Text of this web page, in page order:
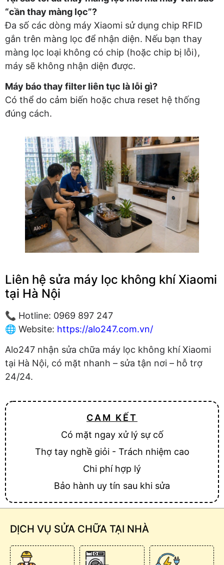
“cần thay màng lọc”?
Đa số các dòng máy Xiaomi sử dụng chip RFID
gắn trên màng lọc để nhận diện. Nếu bạn thay
màng lọc loại không có chip (hoặc chip bị lỗi),
máy sẽ không nhận diện được.
Máy báo thay filter liên tục là lỗi gì?
Có thể do cảm biến hoặc chưa reset hệ thống
đúng cách.
Liên hệ sửa máy lọc không khí Xiaomi
tại Hà Nội
📞 Hotline: 0969 897 247
🌐 Website: https://alo247.com.vn/
Alo247 nhận sửa chữa máy lọc không khí Xiaomi
tại Hà Nội, có mặt nhanh – sửa tận nơi – hỗ trợ
24/24.
CAM KẾT
Có mặt ngay xử lý sự cố
Thợ tay nghề giỏi - Trách nhiệm cao
Chi phí hợp lý
Bảo hành uy tín sau khi sửa
DỊCH VỤ SỬA CHỮA TẠI NHÀ